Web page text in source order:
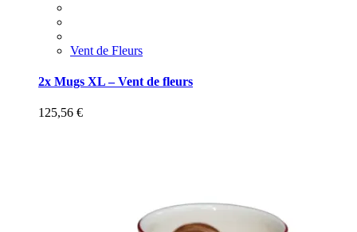
Vent de Fleurs
2x Mugs XL – Vent de fleurs
125,56 €